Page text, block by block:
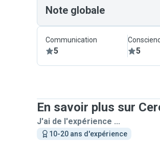
Note globale
Communication
5 5
En savoir plus sur
J'ai de l'expérience ...
10-20 ans d'expérience